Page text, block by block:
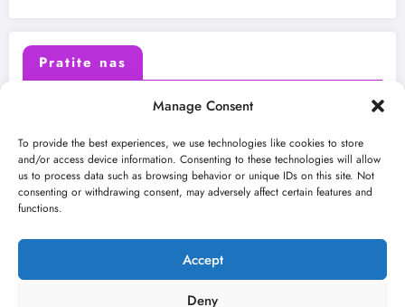
Manage Consent
To provide the best experiences, we use technologies like cookies to store
and/or access device information. Consenting to these technologies will allow
us to process data such as browsing behavior or unique IDs on this site. Not
consenting or withdrawing consent, may adversely affect certain features and
functions.
Accept
Deny
Pratite nas
Instagram Youtube